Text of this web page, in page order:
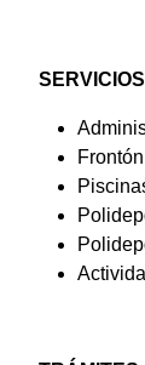
SERVICIOS